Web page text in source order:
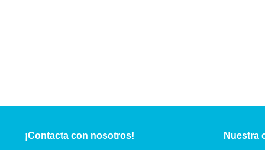
¡Contacta con nosotros! Nuestra